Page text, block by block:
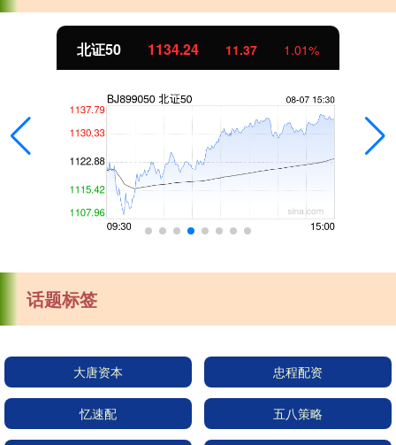
北证50 1134.24 11.37 1.01%
话题标签
大唐资本 忠程配资
忆速配 五八策略